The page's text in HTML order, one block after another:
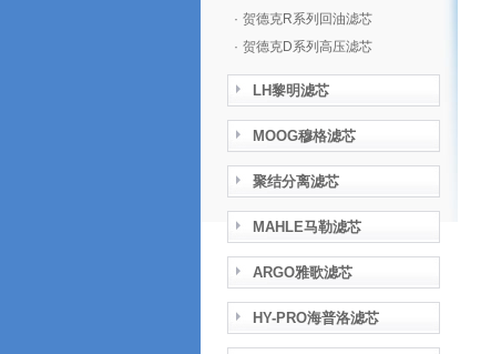
· 贺德克R系列回油滤芯
· 贺德克D系列高压滤芯
LH黎明滤芯
MOOG穆格滤芯
聚结分离滤芯
MAHLE马勒滤芯
ARGO雅歌滤芯
HY-PRO海普洛滤芯